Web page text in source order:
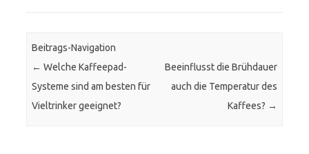
Beitrags-Navigation
← Welche Kaffeepad-
Systeme sind am besten für
Vieltrinker geeignet?
Beeinflusst die Brühdauer
auch die Temperatur des
Kaffees? →